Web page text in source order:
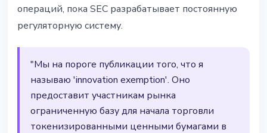
операций, пока SEC разрабатывает постоянную
регуляторную систему.
"Мы на пороге публикации того, что я
называю 'innovation exemption'. Оно
предоставит участникам рынка
ограниченную базу для начала торговли
токенизированными ценными бумагами в